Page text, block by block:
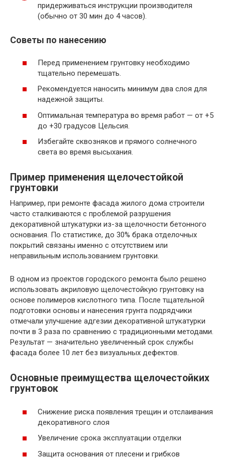
придерживаться инструкции производителя
(обычно от 30 мин до 4 часов).
Советы по нанесению
Перед применением грунтовку необходимо
тщательно перемешать.
Рекомендуется наносить минимум два слоя для
надежной защиты.
Оптимальная температура во время работ — от +5
до +30 градусов Цельсия.
Избегайте сквозняков и прямого солнечного
света во время высыхания.
Пример применения щелочестойкой
грунтовки
Например, при ремонте фасада жилого дома строители
часто сталкиваются с проблемой разрушения
декоративной штукатурки из-за щелочности бетонного
основания. По статистике, до 30% брака отделочных
покрытий связаны именно с отсутствием или
неправильным использованием грунтовки.
В одном из проектов городского ремонта было решено
использовать акриловую щелочестойкую грунтовку на
основе полимеров кислотного типа. После тщательной
подготовки основы и нанесения грунта подрядчики
отмечали улучшение адгезии декоративной штукатурки
почти в 3 раза по сравнению с традиционными методами.
Результат — значительно увеличенный срок службы
фасада более 10 лет без визуальных дефектов.
Основные преимущества щелочестойких
грунтовок
Снижение риска появления трещин и отслаивания
декоративного слоя
Увеличение срока эксплуатации отделки
Защита основания от плесени и грибков